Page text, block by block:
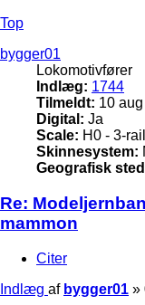
Top
bygger01
Lokomotivfører
Indlæg: 1744
Tilmeldt: 10
Digital: Ja
Scale: H0 - 3-rail
Skinnesystem:
Geografisk
Re:
mammon
Citer
Indlæg af bygger01 »